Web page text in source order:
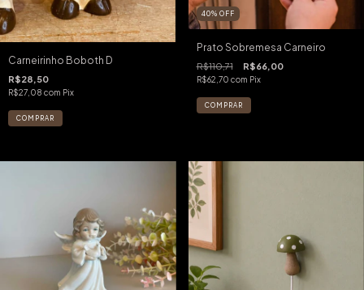
Carneirinho Boboth D
R$28,50
R$27,08 com Pix
40% OFF
Prato Sobremesa Carneiro
R$110,71 R$66,00
R$62,70 com Pix